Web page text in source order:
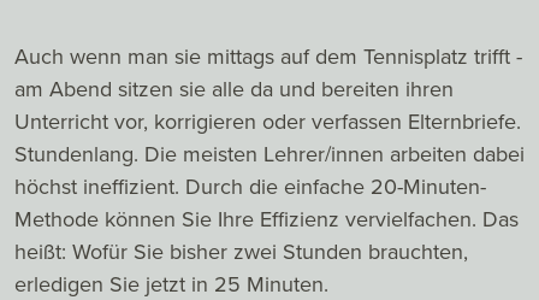
Auch wenn man sie mittags auf dem Tennisplatz trifft -
am Abend sitzen sie alle da und bereiten ihren
Unterricht vor, korrigieren oder verfassen Elternbriefe.
Stundenlang. Die meisten Lehrer/innen arbeiten dabei
höchst ineffizient. Durch die einfache 20-Minuten-
Methode können Sie Ihre Effizienz vervielfachen. Das
heißt: Wofür Sie bisher zwei Stunden brauchten,
erledigen Sie jetzt in 25 Minuten.